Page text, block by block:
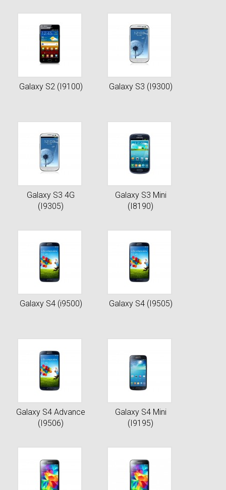
Galaxy S2 (I9100) Galaxy S3 (I9300)
Galaxy S3 4G
(I9305)
Galaxy S3 Mini
(I8190)
Galaxy S4 (i9500) Galaxy S4 (I9505)
Galaxy S4 Advance
(I9506)
Galaxy S4 Mini
(I9195)